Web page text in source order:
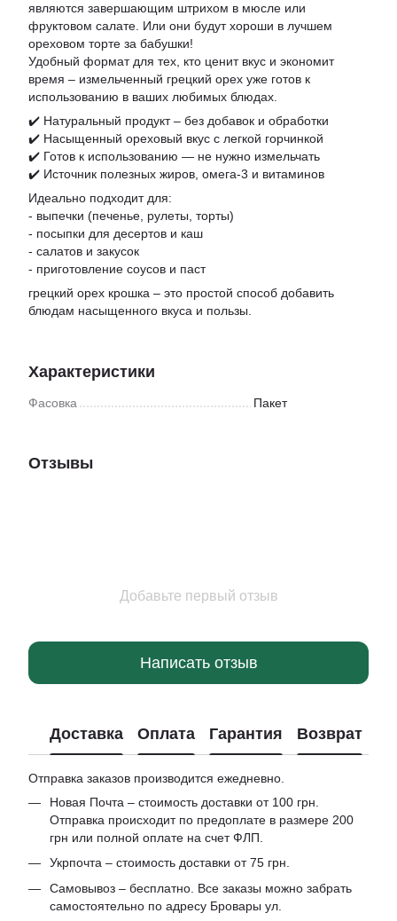
являются завершающим штрихом в мюсле или
фруктовом салате. Или они будут хороши в лучшем
ореховом торте за бабушки!
Удобный формат для тех, кто ценит вкус и экономит
время – измельченный грецкий орех уже готов к
использованию в ваших любимых блюдах.
✔️ Натуральный продукт – без добавок и обработки
✔️ Насыщенный ореховый вкус с легкой горчинкой
✔️ Готов к использованию — не нужно измельчать
✔️ Источник полезных жиров, омега-3 и витаминов
Идеально подходит для:
- выпечки (печенье, рулеты, торты)
- посыпки для десертов и каш
- салатов и закусок
- приготовление соусов и паст
грецкий орех крошка – это простой способ добавить
блюдам насыщенного вкуса и пользы.
Характеристики
Фасовка Пакет
Отзывы
Добавьте первый отзыв
Написать отзыв
Доставка Оплата Гарантия Возврат
Отправка заказов производится ежедневно.
Новая Почта – стоимость доставки от 100 грн.
Отправка происходит по предоплате в размере 200
грн или полной оплате на счет ФЛП.
Укрпочта – стоимость доставки от 75 грн.
Самовывоз – бесплатно. Все заказы можно забрать
самостоятельно по адресу Бровары ул.